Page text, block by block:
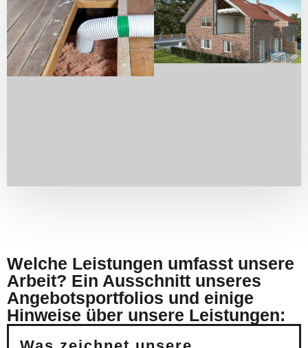
Welche Leistungen umfasst unsere
Arbeit? Ein Ausschnitt unseres
Angebotsportfolios und einige
Hinweise über unsere Leistungen: